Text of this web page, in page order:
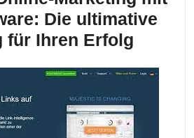
Die ultimative
für Ihren Erfolg
mit
SEO-